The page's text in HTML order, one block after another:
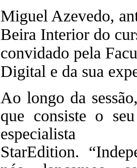
Miguel Azevedo,
Beira Interior do
convidado pela
Digital e da sua
Ao longo da
que consiste o
StarEdition.